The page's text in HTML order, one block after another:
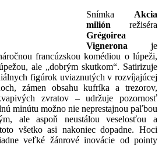
Snímka Akcia
milión režiséra
Grégoirea
Vignerona je
francúzskou komédiou o lúpeži,
ale „dobrým skutkom“. Satirizuje
figúrok uviaznutých v rozvíjajúcej
zámen obsahu kufríka a trezorov,
zvratov – udržuje pozornosť
minútu možno nie neprestajnou paľbou
ale aspoň neustálou veselosťou a
všetko asi nakoniec dopadne. Hoci
veľké žánrové inovácie od pointy